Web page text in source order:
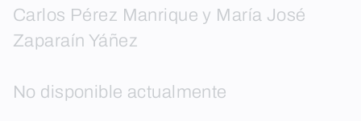
Carlos Pérez Manrique y María José
Zaparaín Yáñez
No disponible actualmente